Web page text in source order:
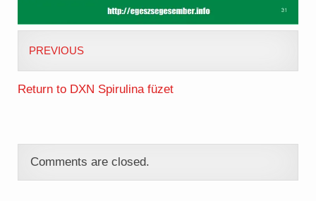
PREVIOUS
Return to DXN Spirulina füzet
Comments are closed.